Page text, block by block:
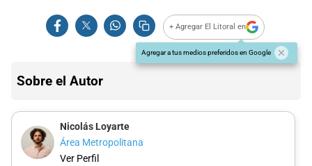
+ Agregar El Litoral en
Agregar a tus medios preferidos en Google
Sobre el Autor
Nicolás Loyarte
Área Metropolitana
Ver Perfil